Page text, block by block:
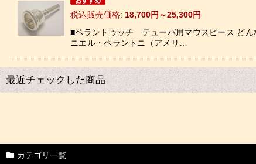
:
税込 : 18,700円 ～25,300円
■ペラントゥッチ テューバ用マウスピース どん
ニエル・ペラントニ（アメリ…
最近チェックした商品
カテゴリ一覧